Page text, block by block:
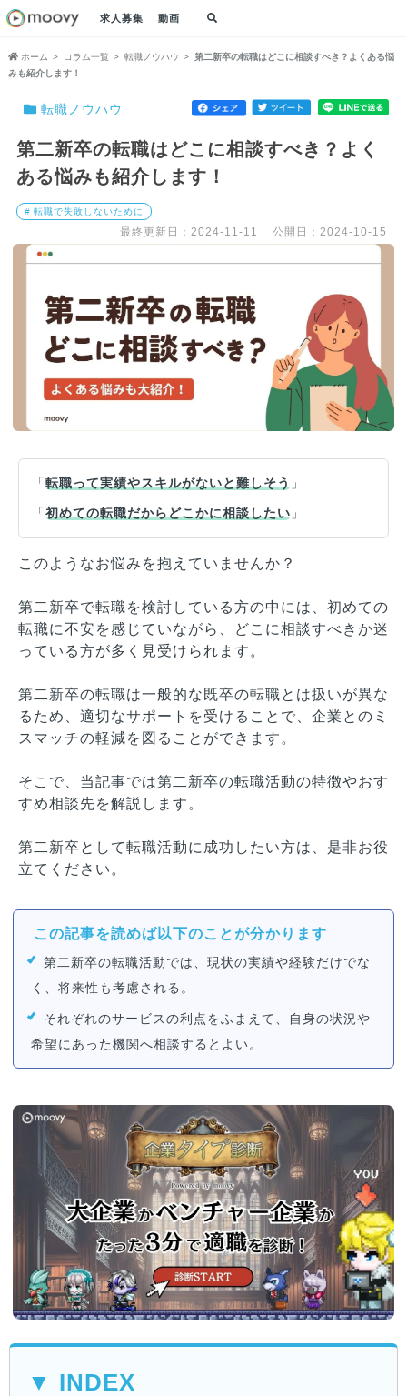
求人募集 動画
ホーム コラム一覧 転職ノウハウ
第二新卒の転職はどこに相談すべき？よくある悩
みも紹介します！
転職ノウハウ
第二新卒の転職はどこに相談すべき？よく
ある悩みも紹介します！
# 転職で失敗しないために
最終更新日：2024-11-11 公開日：2024-10-15
「転職って実績やスキルがないと難しそう 」
「初めての転職だからどこかに相談したい 」
このようなお悩みを抱えていませんか？
第二新卒で転職を検討している方の中には、初めての
転職に不安を感じていながら、どこに相談すべきか迷
っている方が多く見受けられます。
第二新卒の転職は一般的な既卒の転職とは扱いが異な
るため、適切なサポートを受けることで、企業とのミ
スマッチの軽減を図ることができます。
そこで、当記事では第二新卒の転職活動の特徴やおす
すめ相談先を解説します。
第二新卒として転職活動に成功したい方は、是非お役
立てください。
この記事を読めば以下のことが分かります
第二新卒の転職活動では、現状の実績や経験だけでな
く、将来性も考慮される。
それぞれのサービスの利点をふまえて、自身の状況や
希望にあった機関へ相談するとよい。
▼ INDEX